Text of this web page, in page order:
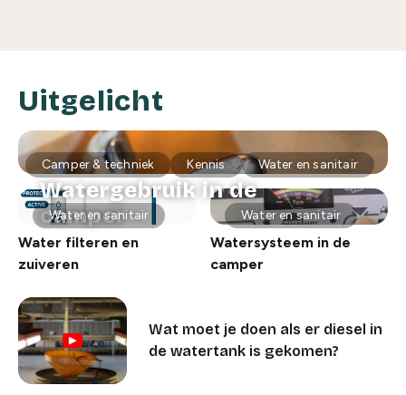
Uitgelicht
Camper & techniek Kennis Water en sanitair
Watergebruik in de
camper
Water en sanitair
Water filteren en
zuiveren
Water en sanitair
Watersysteem in de
camper
Wat moet je doen als er diesel in
de watertank is gekomen?